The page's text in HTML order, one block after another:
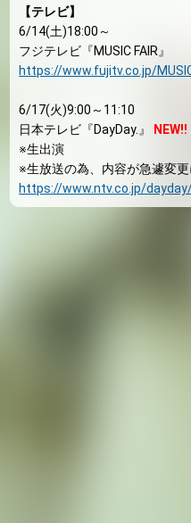
【テレビ】
6/14(土)18:00～
フジテレビ『MUSIC FAIR』
https://www.fujitv.co.jp/
6/17(火)9:00～11:10
日本テレビ『DayDay.』
NEW!!
※生出演
※生放送の為、内容が急遽変
https://www.ntv.co.jp/